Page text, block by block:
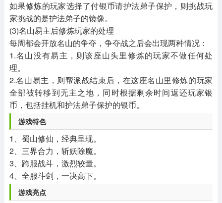
如果修炼的玩家选择了付银币请护法弟子保护，则挑战玩
家挑战的是护法弟子的镜像。
(3)名山易主后修炼玩家的处理
每周都会开放名山的争夺，争夺战之后会出现两种情况：
1.名山没有易主，则该座山头里修炼的玩家不做任何处
理。
2.名山易主，则帮派战结束后，在这座名山里修炼的玩家
全部被转移到无主之地，同时根据剩余时间返还玩家银
币，包括挂机和护法弟子保护的银币。
游戏特色
1、蜀山修仙，经典呈现。
2、三界合力，斩妖除魔。
3、跨服战斗，激烈较量。
4、全服斗剑，一决高下。
游戏亮点